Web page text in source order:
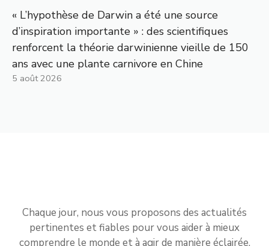
« L’hypothèse de Darwin a été une source
d’inspiration importante » : des scientifiques
renforcent la théorie darwinienne vieille de 150
ans avec une plante carnivore en Chine
5 août 2026
Chaque jour, nous vous proposons des actualités
pertinentes et fiables pour vous aider à mieux
comprendre le monde et à agir de manière éclairée.